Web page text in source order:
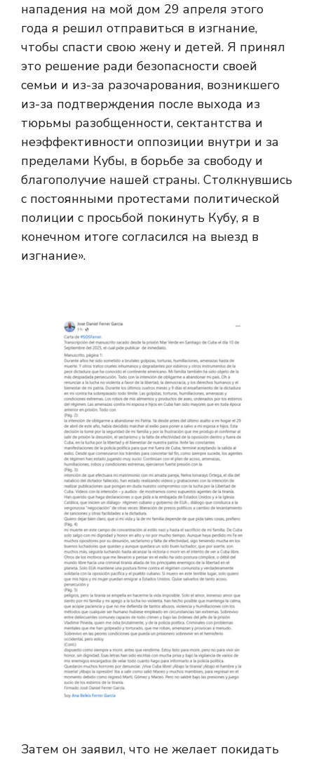
нападения на мой дом 29 апреля этого
года я решил отправиться в изгнание,
чтобы спасти свою жену и детей. Я принял
это решение ради безопасности своей
семьи и из-за разочарования, возникшего
из-за подтверждения после выхода из
тюрьмы разобщенности, сектантства и
неэффективности оппозиции внутри и за
пределами Кубы, в борьбе за свободу и
благополучие нашей страны. Столкнувшись
с постоянными протестами политической
полиции с просьбой покинуть Кубу, я в
конечном итоге согласился на выезд в
изгнание».
Затем он заявил, что не желает покидать